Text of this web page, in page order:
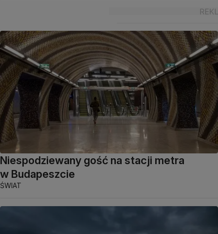
Niespodziewany gość na stacji metra
w Budapeszcie
ŚWIAT